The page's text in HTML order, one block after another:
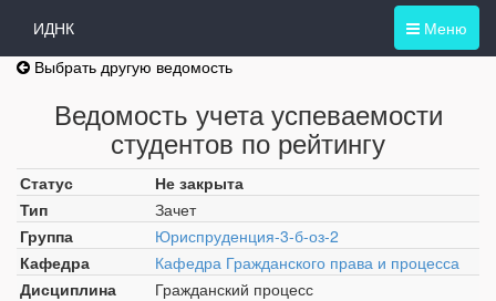
Меню
ИДНК
Выбрать другую ведомость
Ведомость учета успеваемости
студентов по рейтингу
Статус
Не закрыта
Тип
Зачет
Группа
Юриспруденция-3-б-оз-2
Кафедра
Кафедра Гражданского права и процесса
Дисциплина
Гражданский процесс